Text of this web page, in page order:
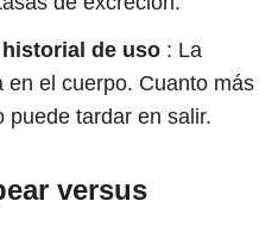
de uso : La
en el cuerpo. Cuanto más
puede tardar en salir.
versus